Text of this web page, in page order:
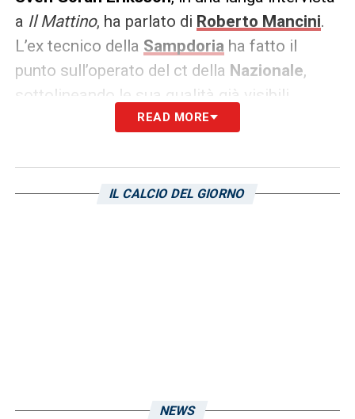
a Il Mattino, ha parlato di Roberto Mancini.
L’ex tecnico della Sampdoria ha fatto il
punto sull’operato del ct della Nazionale,
sottolineando le sua qualità già visibili
all’epoca della loro esperienza in
«Avrei potuto pensare che sono stato bravo
Mancini già faceva l’allenatore. Era
READ MORE
IL CALCIO DEL GIORNO
NEWS